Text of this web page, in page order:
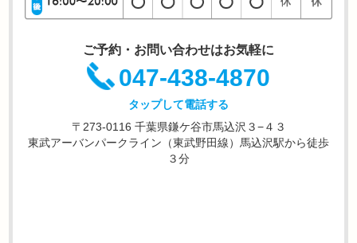
ご予約・お問い合わせはお気軽に
047-438-4870
タップして電話する
〒273-0116 千葉県鎌ケ谷市馬込沢３−４３
東武アーバンパークライン（東武野田線）馬込沢駅から徒歩
３分